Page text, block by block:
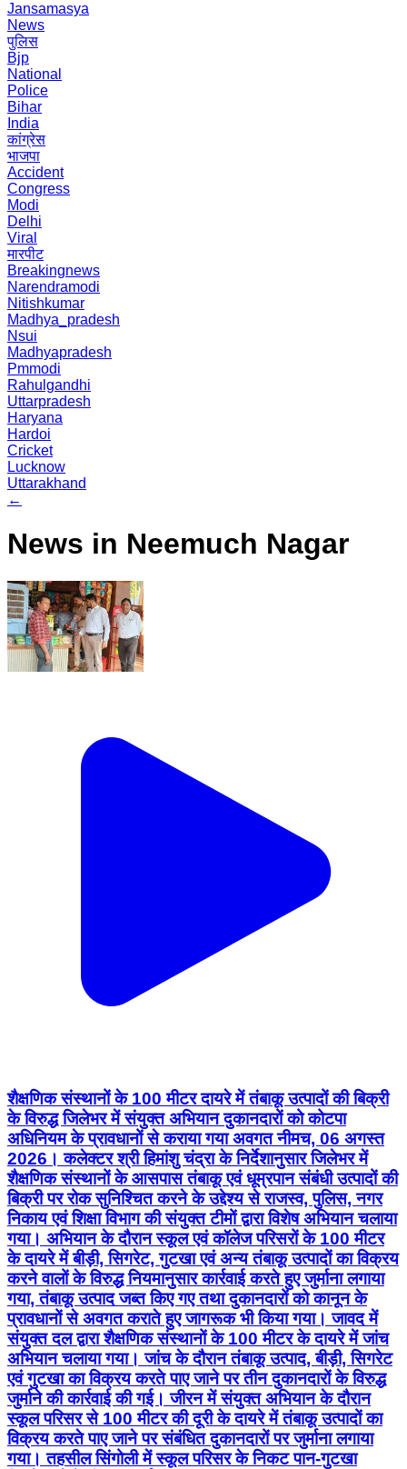
Jansamasya
News
पुलिस
Bjp
National
Police
Bihar
India
कांग्रेस
भाजपा
Accident
Congress
Modi
Delhi
Viral
मारपीट
Breakingnews
Narendramodi
Nitishkumar
Madhya_pradesh
Nsui
Madhyapradesh
Pmmodi
Rahulgandhi
Uttarpradesh
Haryana
Hardoi
Cricket
Lucknow
Uttarakhand
←
News in Neemuch Nagar
शैक्षणिक संस्थानों के 100 मीटर दायरे में तंबाकू उत्पादों की बिक्री
के विरुद्ध जिलेभर में संयुक्त अभियान दुकानदारों को कोटपा
अधिनियम के प्रावधानों से कराया गया अवगत नीमच, 06 अगस्त
2026। कलेक्टर श्री हिमांशु चंद्रा के निर्देशानुसार जिलेभर में
शैक्षणिक संस्थानों के आसपास तंबाकू एवं धूम्रपान संबंधी उत्पादों की
बिक्री पर रोक सुनिश्चित करने के उद्देश्य से राजस्व, पुलिस, नगर
निकाय एवं शिक्षा विभाग की संयुक्त टीमों द्वारा विशेष अभियान चलाया
गया। अभियान के दौरान स्कूल एवं कॉलेज परिसरों के 100 मीटर
के दायरे में बीड़ी, सिगरेट, गुटखा एवं अन्य तंबाकू उत्पादों का विक्रय
करने वालों के विरुद्ध नियमानुसार कार्रवाई करते हुए जुर्माना लगाया
गया, तंबाकू उत्पाद जब्त किए गए तथा दुकानदारों को कानून के
प्रावधानों से अवगत कराते हुए जागरूक भी किया गया। जावद में
संयुक्त दल द्वारा शैक्षणिक संस्थानों के 100 मीटर के दायरे में जांच
अभियान चलाया गया। जांच के दौरान तंबाकू उत्पाद, बीड़ी, सिगरेट
एवं गुटखा का विक्रय करते पाए जाने पर तीन दुकानदारों के विरुद्ध
जुर्माने की कार्रवाई की गई। जीरन में संयुक्त अभियान के दौरान
स्कूल परिसर से 100 मीटर की दूरी के दायरे में तंबाकू उत्पादों का
विक्रय करते पाए जाने पर संबंधित दुकानदारों पर जुर्माना लगाया
गया। तहसील सिंगोली में स्कूल परिसर के निकट पान-गुटखा